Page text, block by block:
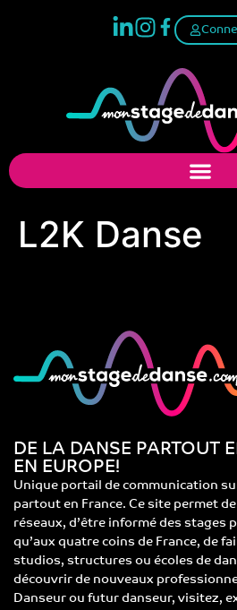
L2K Danse
DE LA DANSE PARTOUT
EN EUROPE!
Unique portail de communication
partout en France. Ce site permet
réseaux, d’être informé des stages
qu’aux quatre coins de France, de
studios, structures ou écoles de
découvrir de nouveaux
Danseur ou futur danseur, visitez,